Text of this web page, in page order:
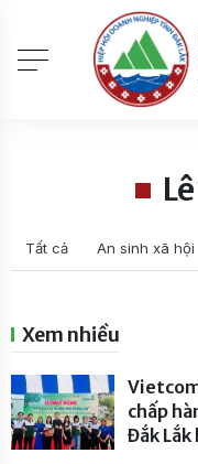
Tất cả An sinh xã hội
Xem nhiều
chấp
Đắk